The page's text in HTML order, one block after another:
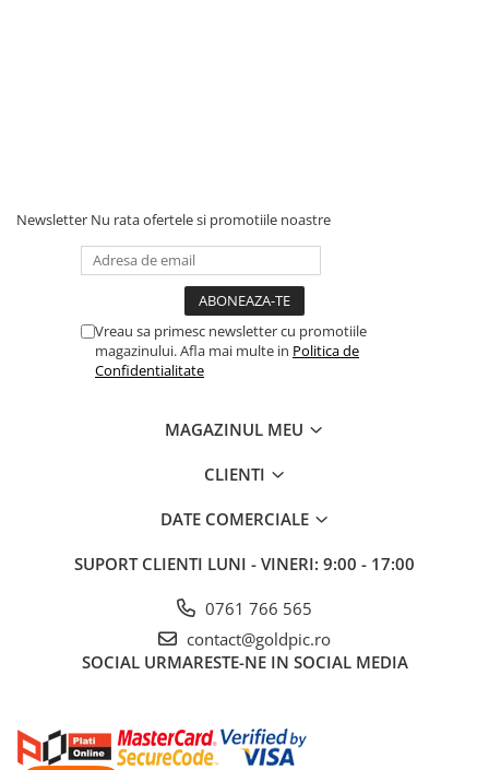
Newsletter Nu rata ofertele si promotiile noastre
Vreau sa primesc newsletter cu promotiile
magazinului. Afla mai multe in Politica de
Confidentialitate
MAGAZINUL MEU
CLIENTI
DATE COMERCIALE
SUPORT CLIENTI LUNI - VINERI: 9:00 - 17:00
0761 766 565
contact@goldpic.ro
SOCIAL URMARESTE-NE IN SOCIAL MEDIA